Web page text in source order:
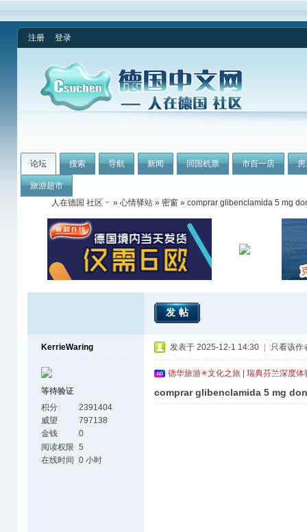
注册 登录
论坛 搜索 导航 新闻 回国机票 市百一店
旅游超市
人在德国 社区
» 心情驿站 » 密窗 » comprar glibenclamida 5 mg
发帖
KerrieWaring
等待验证
积分
2391404
威望
797138
金钱
0
阅读权限 5
在线时间 0 小时
发表于 2025-12-1 14:30 只看该作
德华旅游✳文化之旅 | 瑞典芬兰深度
comprar glibenclamida 5 mg